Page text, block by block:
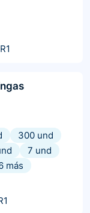
300 und
7 und
más